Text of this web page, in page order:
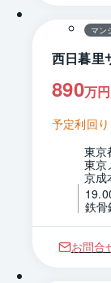
マン
西日暮里
890万円
予定利回り
東京
東京
京成
鉄骨
お問合